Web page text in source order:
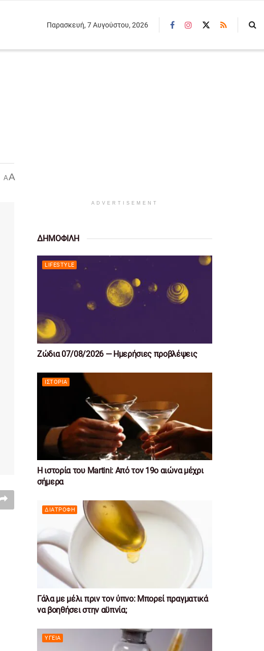
Παρασκευή, 7 Αυγούστου, 2026
AA
ADVERTISEMENT
ΔΗΜΟΦΙΛΗ
LIFESTYLE
Ζώδια 07/08/2026 — Ημερήσιες προβλέψεις
ΙΣΤΟΡΊΑ
Η ιστορία του Martini: Από τον 19ο αιώνα μέχρι
σήμερα
ΔΙΑΤΡΟΦΉ
Γάλα με μέλι πριν τον ύπνο: Μπορεί πραγματικά
να βοηθήσει στην αϋπνία;
ΥΓΕΊΑ